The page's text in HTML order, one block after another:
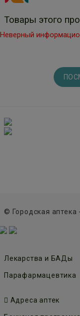
Товары этого
Неверный
© Городская
Лекарства и БАДы
Парафармацевтика
Адреса аптек